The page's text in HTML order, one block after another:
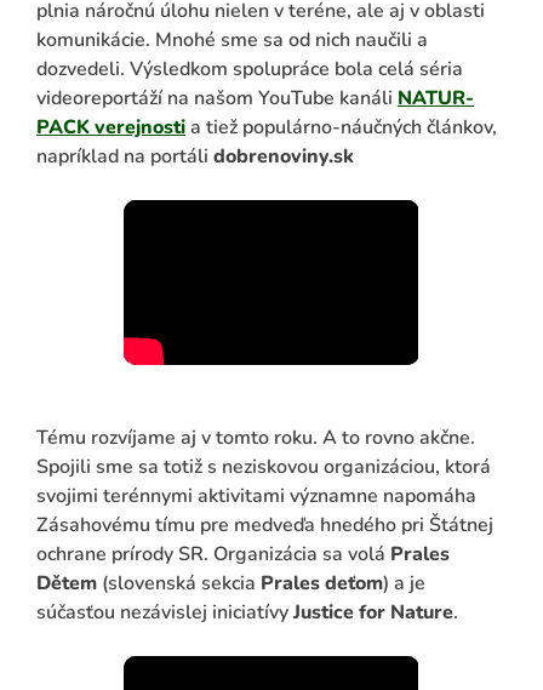
plnia náročnú úlohu nielen v teréne, ale aj v oblasti
komunikácie. Mnohé sme sa od nich naučili a
dozvedeli. Výsledkom spolupráce bola celá séria
videoreportáží na našom YouTube kanáli NATUR-
PACK verejnostia tiež populárno-náučných článkov,
napríklad na portáli dobrenoviny.sk
Tému rozvíjame aj v tomto roku. A to rovno akčne.
Spojili sme sa totiž s neziskovou organizáciou, ktorá
svojimi terénnymi aktivitami významne napomáha
Zásahovému tímu pre medveďa hnedého pri Štátnej
ochrane prírody SR. Organizácia sa volá Prales
Dětem (slovenská sekcia Prales deťom) a je
súčasťou nezávislej iniciatívyJustice for Nature.